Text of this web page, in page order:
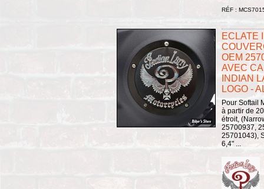
RÉF :
ECLATE
OEM
AVEC
INDIAN
LOGO -
Pour Softail
à partir de
étroit,
25700937,
25701043),
6,4" ...